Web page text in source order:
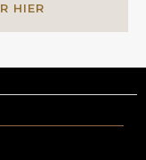
HIER